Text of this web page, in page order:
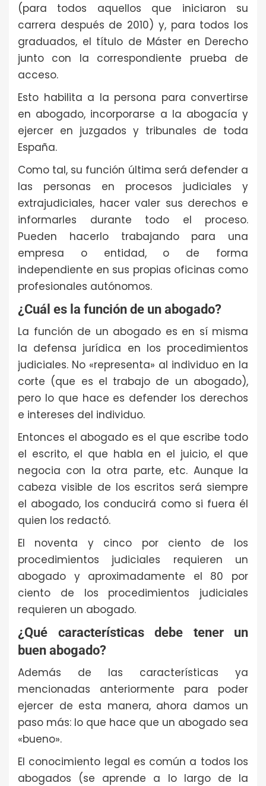
(para todos aquellos que iniciaron su
carrera después de 2010) y, para todos los
graduados, el título de Máster en Derecho
junto con la correspondiente prueba de
acceso.
Esto habilita a la persona para convertirse
en abogado, incorporarse a la abogacía y
ejercer en juzgados y tribunales de toda
España.
Como tal, su función última será defender a
las personas en procesos judiciales y
extrajudiciales, hacer valer sus derechos e
informarles durante todo el proceso.
Pueden hacerlo trabajando para una
empresa o entidad, o de forma
independiente en sus propias oficinas como
profesionales autónomos.
¿Cuál es la función de un abogado?
La función de un abogado es en sí misma
la defensa jurídica en los procedimientos
judiciales. No «representa» al individuo en la
corte (que es el trabajo de un abogado),
pero lo que hace es defender los derechos
e intereses del individuo.
Entonces el abogado es el que escribe todo
el escrito, el que habla en el juicio, el que
negocia con la otra parte, etc. Aunque la
cabeza visible de los escritos será siempre
el abogado, los conducirá como si fuera él
quien los redactó.
El noventa y cinco por ciento de los
procedimientos judiciales requieren un
abogado y aproximadamente el 80 por
ciento de los procedimientos judiciales
requieren un abogado.
¿Qué características debe tener un
buen abogado?
Además de las características ya
mencionadas anteriormente para poder
ejercer de esta manera, ahora damos un
paso más: lo que hace que un abogado sea
«bueno».
El conocimiento legal es común a todos los
abogados (se aprende a lo largo de la